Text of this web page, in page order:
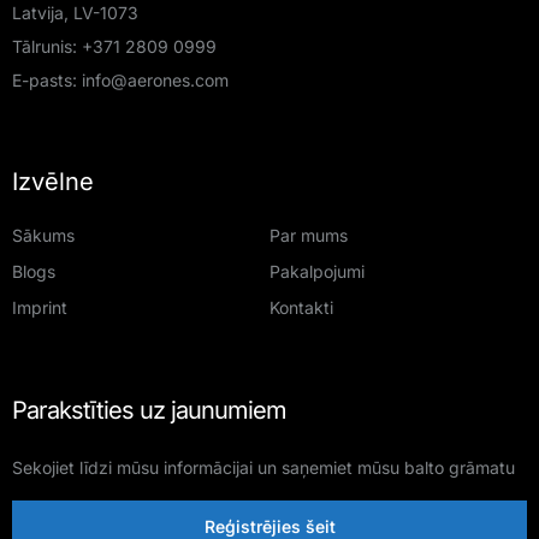
Latvija, LV-1073
Tālrunis: +371 2809 0999
E-pasts: info@aerones.com
Izvēlne
Sākums
Par mums
Blogs
Pakalpojumi
Imprint
Kontakti
Parakstīties uz jaunumiem
Sekojiet līdzi mūsu informācijai un saņemiet mūsu balto grāmatu
Reģistrējies šeit